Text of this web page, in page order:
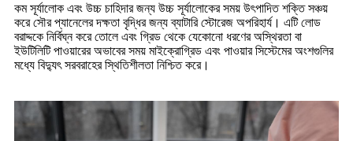
কম সূর্যালোক এবং উচ্চ চাহিদার জন্য উচ্চ সূর্যালোকের সময় উৎপাদিত শক্তি সঞ্চয়
করে সৌর প্যানেলের দক্ষতা বৃদ্ধির জন্য ব্যাটারি স্টোরেজ অপরিহার্য। এটি লোড
বরাদ্দকে নির্বিঘ্ন করে তোলে এবং গ্রিড থেকে যেকোনো ধরণের অস্থিরতা বা
ইউটিলিটি পাওয়ারের অভাবের সময় মাইক্রোগ্রিড এবং পাওয়ার সিস্টেমের অংশগুলির
মধ্যে বিদ্যুৎ সরবরাহের স্থিতিশীলতা নিশ্চিত করে।